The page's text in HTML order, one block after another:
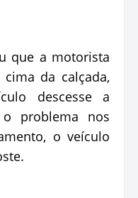
que a motorista
da calçada,
descesse a
problema nos
o veículo